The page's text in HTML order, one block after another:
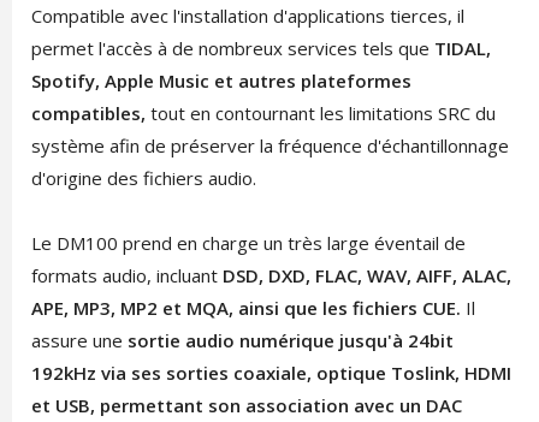
Compatible avec l'installation d'applications tierces, il
permet l'accès à de nombreux services tels que TIDAL,
Spotify, Apple Music et autres plateformes
compatibles, tout en contournant les limitations SRC du
système afin de préserver la fréquence d'échantillonnage
d'origine des fichiers audio.
Le DM100 prend en charge un très large éventail de
formats audio, incluant DSD, DXD, FLAC, WAV, AIFF, ALAC,
APE, MP3, MP2 et MQA, ainsi que les fichiers CUE. Il
assure une sortie audio numérique jusqu'à 24bit
192kHz via ses sorties coaxiale, optique Toslink, HDMI
et USB, permettant son association avec un DAC